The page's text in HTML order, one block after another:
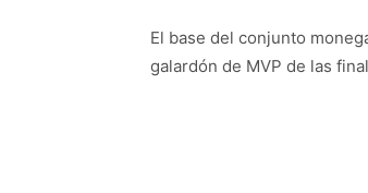
El base del conjunto
galardón de MVP de las